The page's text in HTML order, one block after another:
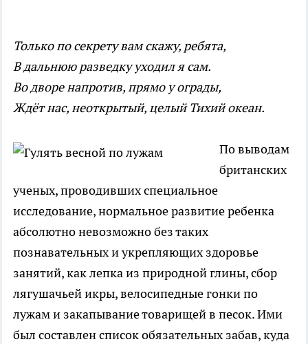
Только по секрету вам скажу, ребята,
В дальнюю разведку уходил я сам.
Во дворе напротив, прямо у ограды,
Ждёт нас, неоткрытый, целый Тихий океан.
По выводам
британских
ученых, проводивших специальное
исследование, нормальное развитие ребенка
абсолютно невозможно без таких
познавательных и укрепляющих здоровье
занятий, как лепка из природной глины, сбор
лягушачьей икры, велосипедные гонки по
лужам и закапывание товарищей в песок. Ими
был составлен список обязательных забав, куда